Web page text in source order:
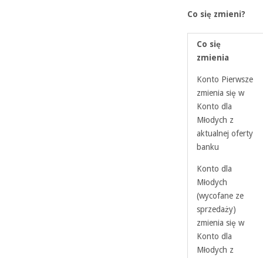
Co się zmieni?
Co się
zmienia
Konto Pierwsze
zmienia się w
Konto dla
Młodych z
aktualnej oferty
banku
Konto dla
Młodych
(wycofane ze
sprzedaży)
zmienia się w
Konto dla
Młodych z